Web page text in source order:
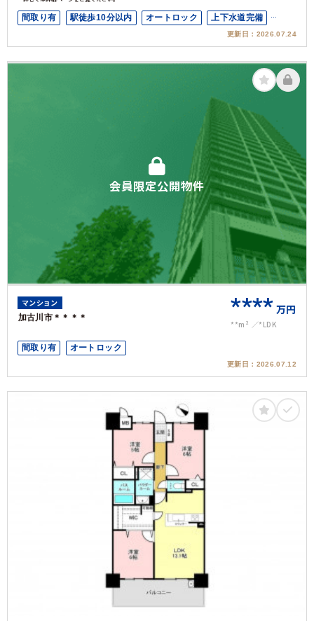
間取り有 駅徒歩10分以内 オートロック
上下水道完備
更新日： 2026.07.24
会員限定公開物件
マンション
加古川市＊＊＊＊ **** 万円
**m² *LDK
間取り有 オートロック
更新日： 2026.07.12